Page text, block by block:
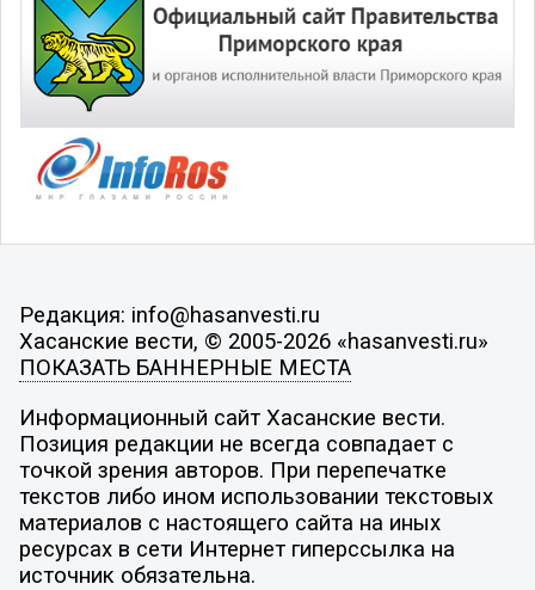
Редакция: info@hasanvesti.ru
Хасанские вести, © 2005-2026 «hasanvesti.ru»
ПОКАЗАТЬ БАННЕРНЫЕ МЕСТА
Информационный сайт Хасанские вести.
Позиция редакции не всегда совпадает с
точкой зрения авторов. При перепечатке
текстов либо ином использовании текстовых
материалов с настоящего сайта на иных
ресурсах в сети Интернет гиперссылка на
источник обязательна.